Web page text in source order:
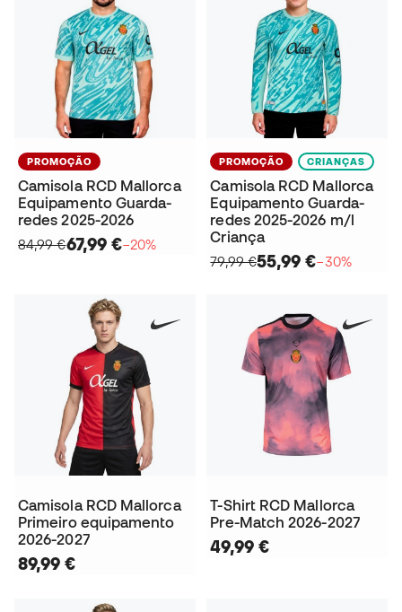
PROMOÇÃO
Camisola RCD Mallorca
Equipamento Guarda-
redes 2025-2026
84,99 €67,99 €−20%
PROMOÇÃO CRIANÇAS
Camisola RCD Mallorca
Equipamento Guarda-
redes 2025-2026 m/l
Criança
79,99 €55,99 €−30%
Camisola RCD Mallorca
Primeiro equipamento
2026-2027
89,99 €
T-Shirt RCD Mallorca
Pre-Match 2026-2027
49,99 €